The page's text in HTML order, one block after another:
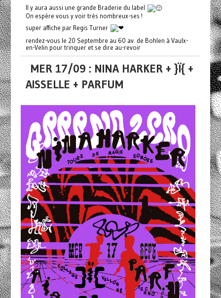
Il y aura aussi une grande Braderie du label
On espère vous y voir très nombreux-ses !
super affiche par Regis Turner
rendez-vous le 20 Septembre au 60 av. de Bohlen à Vaulx-
en-Velin pour trinquer et se dire au-revoir
MER 17/09 : NINA HARKER + }Ï{ +
AISSELLE + PARFUM